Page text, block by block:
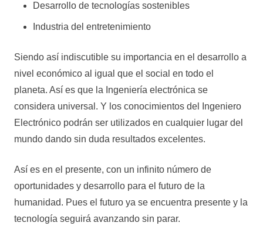
Desarrollo de tecnologías sostenibles
Industria del entretenimiento
Siendo así indiscutible su importancia en el desarrollo a
nivel económico al igual que el social en todo el
planeta. Así es que la Ingeniería electrónica se
considera universal. Y los conocimientos del Ingeniero
Electrónico podrán ser utilizados en cualquier lugar del
mundo dando sin duda resultados excelentes.
Así es en el presente, con un infinito número de
oportunidades y desarrollo para el futuro de la
humanidad. Pues el futuro ya se encuentra presente y la
tecnología seguirá avanzando sin parar.